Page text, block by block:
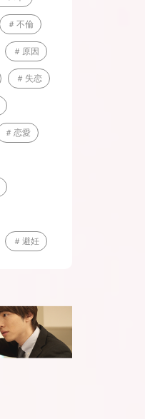
不倫
原因
失恋
恋愛
避妊